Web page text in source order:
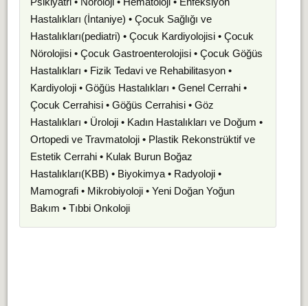
Hastalıkları (İntaniye) • Çocuk Sağlığı ve
Hastalıkları(pediatri) • Çocuk Kardiyolojisi • Çocuk
Nörolojisi • Çocuk Gastroenterolojisi • Çocuk Göğüs
Hastalıkları • Fizik Tedavi ve Rehabilitasyon •
Kardiyoloji • Göğüs Hastalıkları • Genel Cerrahi •
Çocuk Cerrahisi • Göğüs Cerrahisi • Göz
Hastalıkları • Üroloji • Kadın Hastalıkları ve Doğum •
Ortopedi ve Travmatoloji • Plastik Rekonstrüktif ve
Estetik Cerrahi • Kulak Burun Boğaz
Hastalıkları(KBB) • Biyokimya • Radyoloji •
Mamografi • Mikrobiyoloji • Yeni Doğan Yoğun
Bakım • Tıbbi Onkoloji